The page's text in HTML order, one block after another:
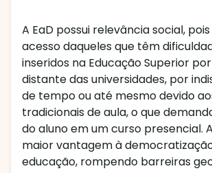
A EaD possui relevância social,
acesso daqueles que têm
inseridos na Educação Superior
distante das universidades, por
de tempo ou até mesmo devido
tradicionais de aula, o que
do aluno em um curso presencial.
maior vantagem à
educação, rompendo barreiras